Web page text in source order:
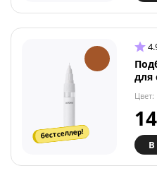
бестселлер!
для
Цвет: